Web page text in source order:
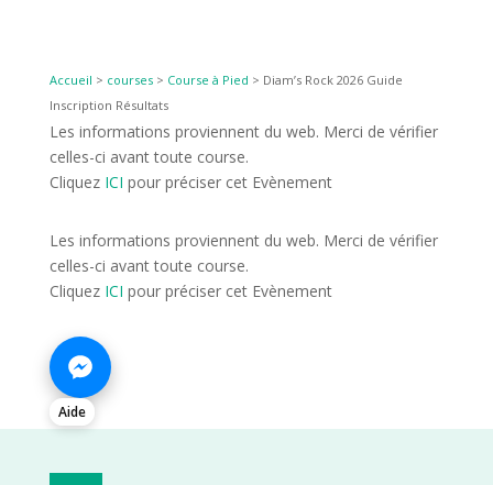
Accueil > courses> Course à Pied > Diam’s Rock 2026 Guide
Inscription Résultats
Les informations proviennent du web. Merci de vérifier
celles-ci avant toute course.
Cliquez ICI pour préciser cet Evènement
Les informations proviennent du web. Merci de vérifier
celles-ci avant toute course.
Cliquez ICI pour préciser cet Evènement
Aide